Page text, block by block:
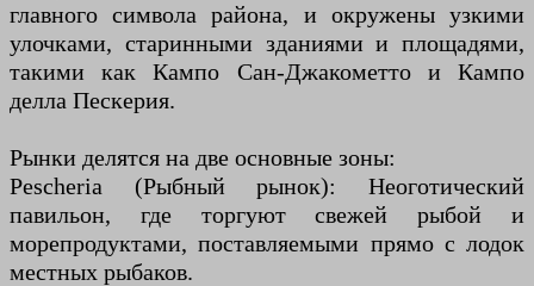
главного символа района, и окружены узкими
улочками, старинными зданиями и площадями,
такими как Кампо Сан-Джакометто и Кампо
делла Пескерия.
Рынки делятся на две основные зоны:
Pescheria (Рыбный рынок): Неоготический
павильон, где торгуют свежей рыбой и
морепродуктами, поставляемыми прямо с лодок
местных рыбаков.